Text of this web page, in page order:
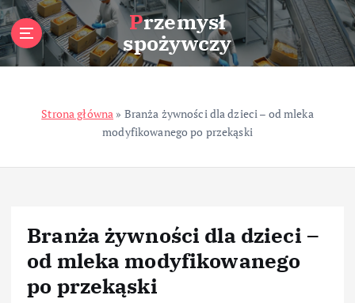
S
k
i
p
t
Przemysł
spożywczy
Strona główna » Branża żywności dla dzieci – od mleka
modyfikowanego po przekąski
Branża żywności dla dzieci –
od mleka modyfikowanego
po przekąski